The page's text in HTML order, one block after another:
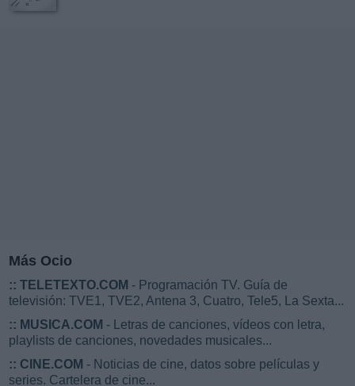
Más Ocio
:: TELETEXTO.COM - Programación TV. Guía de
televisión: TVE1, TVE2, Antena 3, Cuatro, Tele5, La Sexta...
:: MUSICA.COM - Letras de canciones, vídeos con letra,
playlists de canciones, novedades musicales...
:: CINE.COM - Noticias de cine, datos sobre películas y
series. Cartelera de cine...